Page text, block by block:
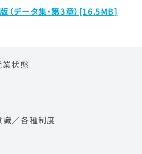
（データ集・第3章）[16.5MB]
状態
／各種制度